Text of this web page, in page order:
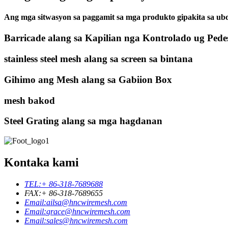
Ang mga sitwasyon sa paggamit sa mga produkto gipakita sa
Barricade alang sa Kapilian nga Kontrolado ug
stainless steel mesh alang sa screen sa bintana
Gihimo ang Mesh alang sa Gabiion Box
mesh bakod
Steel Grating alang sa mga hagdanan
Kontaka kami
TEL:+ 86-318-7689688
FAX:+ 86-318-7689655
Email:ailsa@hncwiremesh.com
Email:grace@hncwiremesh.com
Email:sales@hncwiremesh.com